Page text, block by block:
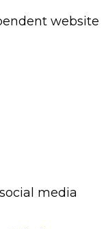
website
media